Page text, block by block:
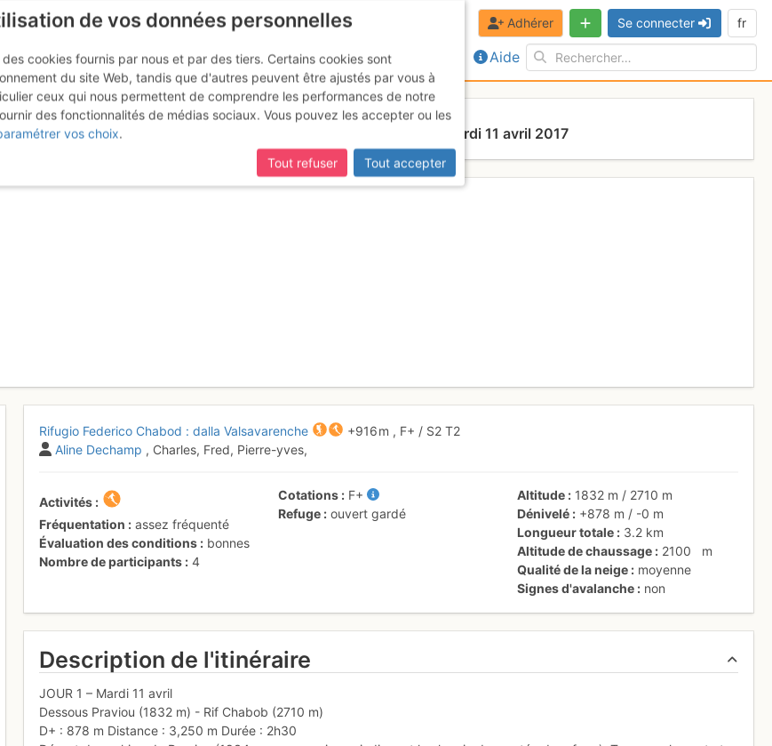
Aide
Adhérer Se connecter fr
Chabod depuis Dessous Praviou Mardi 11 avril 2017
Rifugio Federico Chabod : dalla Valsavarenche +916 m , F+ / S2T2
Aline Dechamp , Charles, Fred, Pierre-yves,
Activités
Fréquentation
assez fréquenté
Évaluation des conditions
bonnes
Nombre de participants
4
Cotations
F+
Refuge
ouvert gardé
Altitude 1832 m / 2710 m
Dénivelé
+878 m / -0 m
Longueur totale
3.2 km
Altitude de chaussage
2100
m
Qualité de la neige
moyenne
Signes d'avalanche
non
Description de l'itinéraire
JOUR 1 – Mardi 11 avril
Dessous Praviou (1832 m) - Rif Chabob (2710 m)
D+ : 878 m Distance : 3,250 m Durée : 2h30
de vos données personnelles
cookies fournis par nous et par des tiers. Certains cookies sont
du site Web, tandis que d'autres peuvent être ajustés par vous à
ceux qui nous permettent de comprendre les performances de notre
des fonctionnalités de médias sociaux. Vous pouvez les accepter ou les
vos choix.
Tout refuser
Tout accepter